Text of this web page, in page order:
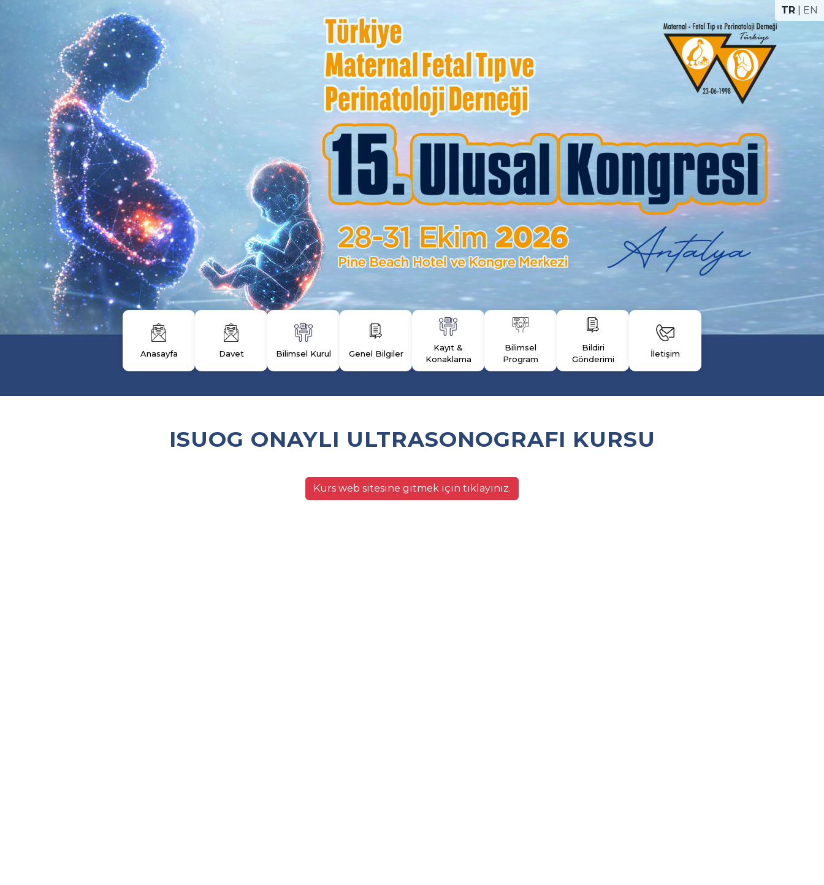
TR EN
Anasayfa Davet Bilimsel Kurul Genel Bilgiler
Kayıt &
Konaklama
Bilimsel
Program
Bildiri
Gönderimi
İletişim
ISUOG ONAYLI ULTRASONOGRAFI KURSU
Kurs web sitesine gitmek için tıklayınız.